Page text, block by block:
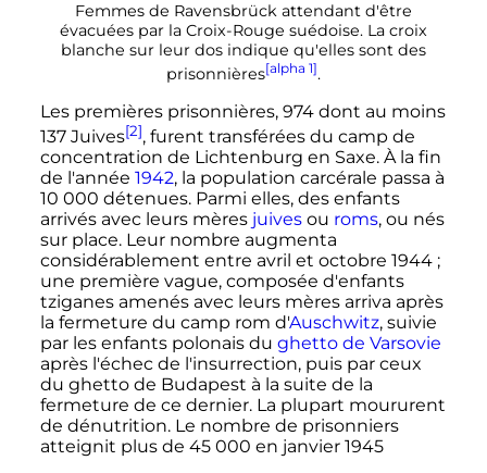
Femmes de Ravensbrück attendant d'être
évacuées par la Croix-Rouge suédoise. La croix
blanche sur leur dos indique qu'elles sont des
prisonnières[alpha 1].
Les premières prisonnières, 974 dont au moins
137 Juives[2], furent transférées du camp de
concentration de Lichtenburg en Saxe. À la fin
de l'année 1942, la population carcérale passa à
10 000 détenues. Parmi elles, des enfants
arrivés avec leurs mères juivesou roms, ou nés
sur place. Leur nombre augmenta
considérablement entre avril et octobre 1944 ;
une première vague, composée d'enfants
tziganes amenés avec leurs mères arriva après
la fermeture du camp rom d'Auschwitz, suivie
par les enfants polonais du ghetto de Varsovie
après l'échec de l'insurrection, puis par ceux
du ghetto de Budapest à la suite de la
fermeture de ce dernier. La plupart moururent
de dénutrition. Le nombre de prisonniers
atteignit plus de 45 000 en janvier 1945